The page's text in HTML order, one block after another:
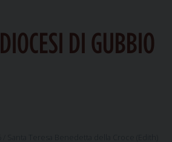
DIOCESI DI GUBBIO